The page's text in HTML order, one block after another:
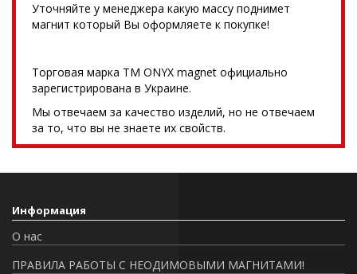
Уточняйте у менеджера какую массу поднимет
магнит который Вы оформляете к покупке!
Торговая марка TM ONYX magnet официально
зарегистрирована в Украине.
Мы отвечаем за качество изделий, но не отвечаем
за то, что вы не знаете их свойств.
Информация
О нас
ПРАВИЛА РАБОТЫ С НЕОДИМОВЫМИ МАГНИТАМИ!